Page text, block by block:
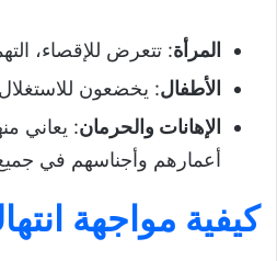
المرأة: تتعرض للإقصاء،
الأطفال: يخضعون
الإهانات والحرمان: يعاني
أعمارهم وأجناسهم في جميع
كيفية مواجهة